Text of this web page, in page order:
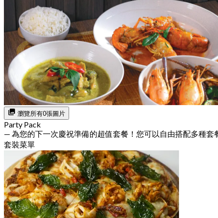
瀏覽所有0張圖片
Party Pack
— 為您的下一次慶祝準備的超值套餐！您可以自由搭配多種套
套裝菜單